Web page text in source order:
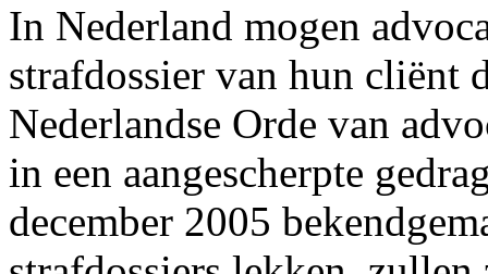
In Nederland mogen
strafdossier van hun cliënt
Nederlandse Orde van
in een aangescherpte
december 2005